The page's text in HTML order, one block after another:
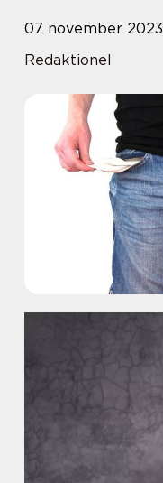
07 november 2023
Redaktionel